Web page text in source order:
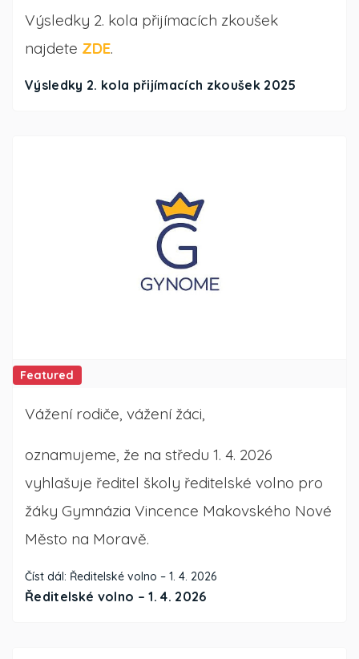
Výsledky 2. kola přijímacích zkoušek 2025
Výsledky 2. kola přijímacích zkoušek
najdete ZDE.
Featured
Ředitelské volno – 1. 4. 2026
Vážení rodiče, vážení žáci,
oznamujeme, že na středu 1. 4. 2026
vyhlašuje ředitel školy ředitelské volno pro
žáky Gymnázia Vincence Makovského Nové
Město na Moravě.
Číst dál: Ředitelské volno – 1. 4. 2026